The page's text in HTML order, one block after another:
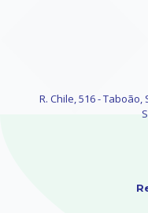
R. Chile, 516 -